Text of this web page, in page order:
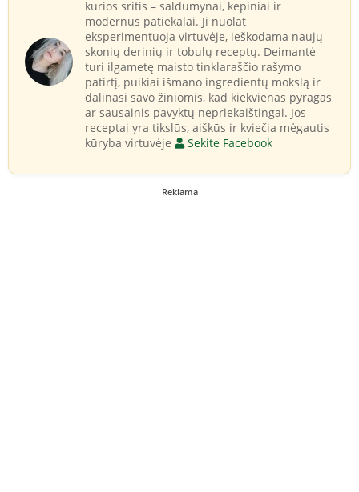
kurios sritis – saldumynai, kepiniai ir
modernūs patiekalai. Ji nuolat
eksperimentuoja virtuvėje, ieškodama naujų
skonių derinių ir tobulų receptų. Deimantė
turi ilgametę maisto tinklaraščio rašymo
patirtį, puikiai išmano ingredientų mokslą ir
dalinasi savo žiniomis, kad kiekvienas pyragas
ar sausainis pavyktų nepriekaištingai. Jos
receptai yra tikslūs, aiškūs ir kviečia mėgautis
kūryba virtuvėje
Sekite Facebook
Reklama